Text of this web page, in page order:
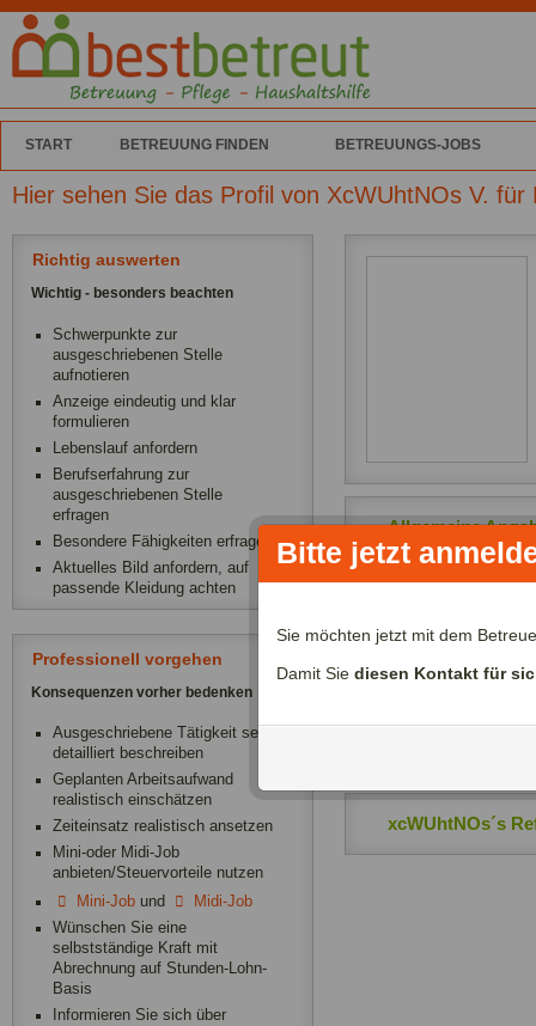
START BETREUUNG FINDEN BETREUUNGS-JOBS
Hier sehen Sie das Profil von XcWUhtNOs V. für
Richtig auswerten
Wichtig - besonders beachten
Schwerpunkte zur
ausgeschriebenen Stelle
aufnotieren
Anzeige eindeutig und klar
formulieren
Lebenslauf anfordern
Berufserfahrung zur
ausgeschriebenen Stelle
erfragen
Besondere Fähigkeiten erfragen
Aktuelles Bild anfordern, auf
passende Kleidung achten
Professionell vorgehen
Konsequenzen vorher bedenken
Ausgeschriebene Tätigkeit sehr
detailliert beschreiben
Geplanten Arbeitsaufwand
realistisch einschätzen
Zeiteinsatz realistisch ansetzen
Mini-oder Midi-Job
anbieten/Steuervorteile nutzen
Mini-Jobund
Midi-Job
Wünschen Sie eine
selbstständige Kraft mit
Abrechnung auf Stunden-Lohn-
Basis
Informieren Sie sich über
Allgemeine
xcWUhtNOs´s
xcWUhtNOs´s
Bitte jetzt
Sie möchten jetzt mit dem
Damit Sie diesen Kontakt für